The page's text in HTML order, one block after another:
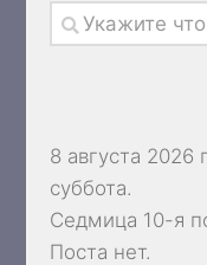
8 августа 2026
суббота.
Седмица 10-я
Поста нет.